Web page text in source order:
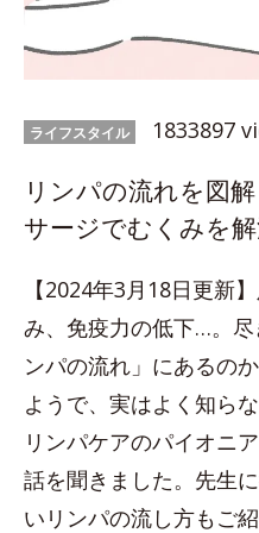
ライフスタイル 1833897
リンパの流れを図
サージでむくみを
【2024年3月18日更新
み、免疫力の低下…。
ンパの流れ」にあるの
ようで、実はよく知ら
リンパケアのパイオニ
話を聞きました。先生
いリンパの流し方もご